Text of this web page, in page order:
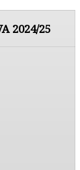
2024/25